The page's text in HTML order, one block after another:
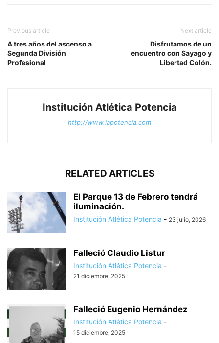
Previous article
A tres años del ascenso a
Segunda División
Profesional
Next article
Disfrutamos de un
encuentro con Sayago y
Libertad Colón.
Institución Atlética Potencia
http://www.iapotencia.com
RELATED ARTICLES
El Parque 13 de Febrero tendrá
iluminación.
Institución Atlética Potencia - 23 julio, 2026
Falleció Claudio Listur
Institución Atlética Potencia -
21 diciembre, 2025
Falleció Eugenio Hernández
Institución Atlética Potencia -
15 diciembre, 2025